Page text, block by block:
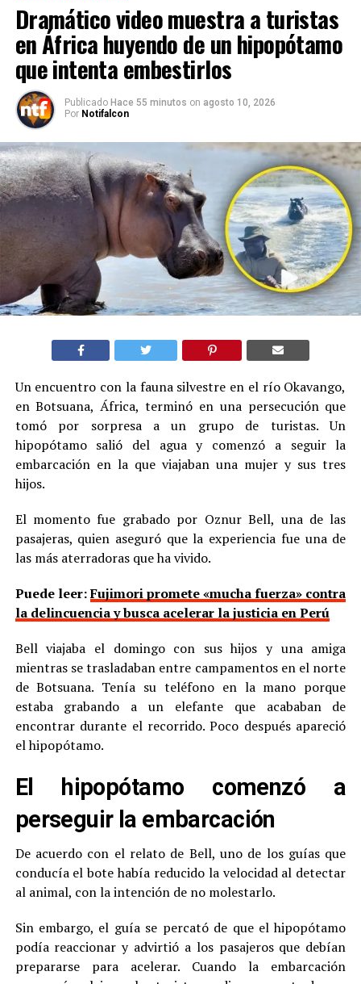
Dramático video muestra a turistas
en África huyendo de un hipopótamo
que intenta embestirlos
Publicado Hace 55 minutos on agosto 10, 2026
Por Notifalcon
Un encuentro con la fauna silvestre en el río Okavango,
en Botsuana, África, terminó en una persecución que
tomó por sorpresa a un grupo de turistas. Un
hipopótamo salió del agua y comenzó a seguir la
embarcación en la que viajaban una mujer y sus tres
hijos.
El momento fue grabado por Oznur Bell, una de las
pasajeras, quien aseguró que la experiencia fue una de
las más aterradoras que ha vivido.
Puede leer:Fujimori promete «mucha fuerza» contra
la delincuencia y busca acelerar la justicia en Perú
Bell viajaba el domingo con sus hijos y una amiga
mientras se trasladaban entre campamentos en el norte
de Botsuana. Tenía su teléfono en la mano porque
estaba grabando a un elefante que acababan de
encontrar durante el recorrido. Poco después apareció
el hipopótamo.
El hipopótamo comenzó a
perseguir la embarcación
De acuerdo con el relato de Bell, uno de los guías que
conducía el bote había reducido la velocidad al detectar
al animal, con la intención de no molestarlo.
Sin embargo, el guía se percató de que el hipopótamo
podía reaccionar y advirtió a los pasajeros que debían
prepararse para acelerar. Cuando la embarcación